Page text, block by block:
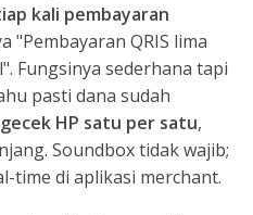
kali pembayaran
"Pembayaran QRIS lima
Fungsinya sederhana tapi
pasti dana sudah
HP satu per satu,
Soundbox tidak wajib;
time di aplikasi merchant.